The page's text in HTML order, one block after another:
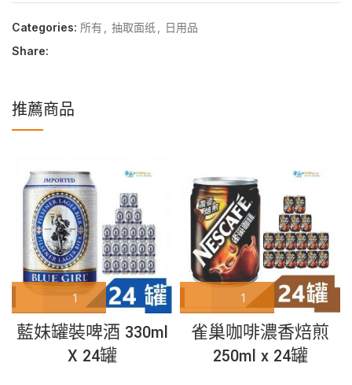
Categories: 所有 抽取面纸
日用品
Share:
推薦商品
藍妹罐裝啤酒 330ml
X 24罐
雀巢咖啡濃香焙煎
250ml x 24罐